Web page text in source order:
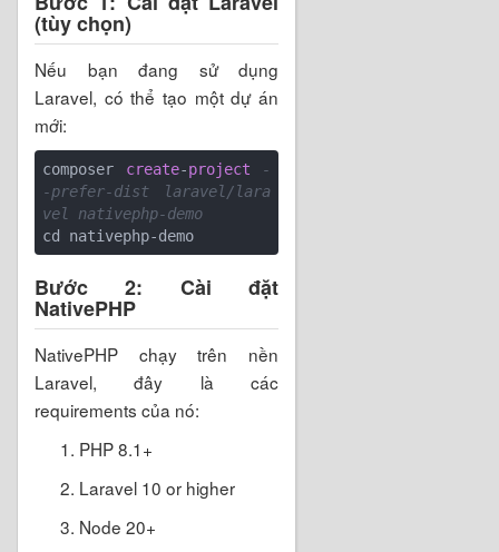
(tùy chọn)
Nếu bạn đang sử dụng
Laravel, có thể tạo một dự án
mới:
composer create-project
-
-prefer-dist laravel/lara
vel nativephp-demo
cd nativephp-demo
Bước 2: Cài đặt
NativePHP
NativePHP chạy trên nền
Laravel, đây là các
requirements của nó:
PHP 8.1+
Laravel 10 or higher
Node 20+